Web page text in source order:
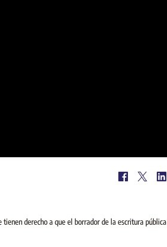
derecho a que el borrador de la escritura pública